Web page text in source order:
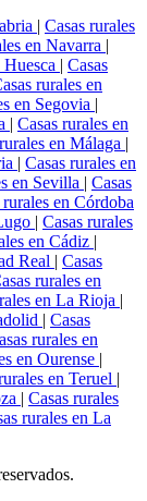
| Casas rurales
en Navarra |
Huesca | Casas
rurales en
en Segovia |
| Casas rurales en
en Málaga |
| Casas rurales en
en Sevilla | Casas
rurales en Córdoba
| Casas rurales
en Cádiz |
Real | Casas
rurales en
en La Rioja |
| Casas
rurales en
en Ourense |
en Teruel |
| Casas rurales
rurales en La